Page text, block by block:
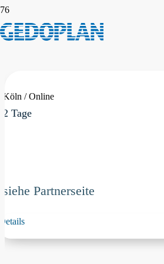
05.11.–06.11.2026
05.11.–06.11.2026
Köln / Online
2 Tage
siehe Partnerseite